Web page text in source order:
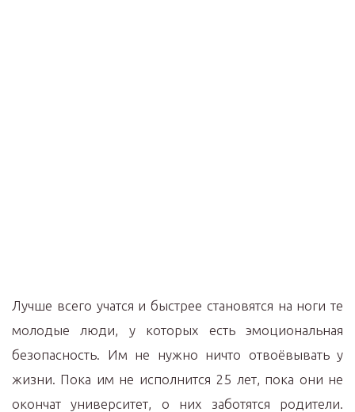
Лучше всего учатся и быстрее становятся на ноги те
молодые люди, у которых есть эмоциональная
безопасность. Им не нужно ничто отвоёвывать у
жизни. Пока им не исполнится 25 лет, пока они не
окончат университет, о них заботятся родители.